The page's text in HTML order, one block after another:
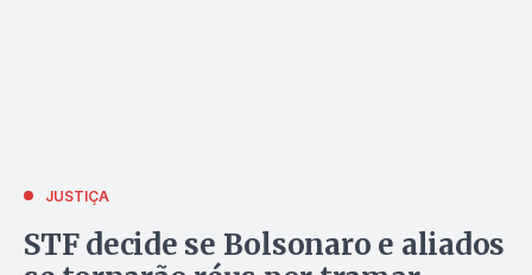
JUSTIÇA
STF decide se Bolsonaro e aliados